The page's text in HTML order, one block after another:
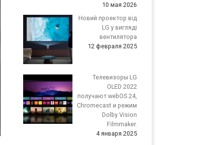
10 мая 2026
Новий проектор від
LG у вигляді
вентилятора
12 февраля 2025
Телевизоры LG
OLED 2022
получают webOS 24,
Chromecast и режим
Dolby Vision
Filmmaker.
4 января 2025